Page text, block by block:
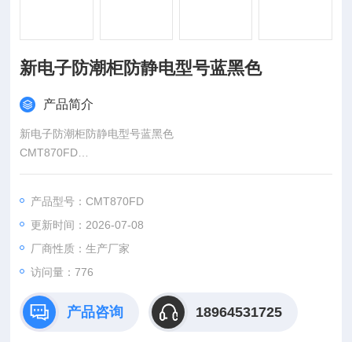
新电子防潮柜防静电型号蓝黑色
产品简介
新电子防潮柜防静电型号蓝黑色
CMT870FD
4)平面加压把手锁一体化设计,有防盗功能。可移动带刹车脚轮方
5）数码显示温度湿度，温度湿度单独显示，无需切换。
产品型号：CMT870FD
更新时间：2026-07-08
厂商性质：生产厂家
访问量：776
产品咨询 18964531725